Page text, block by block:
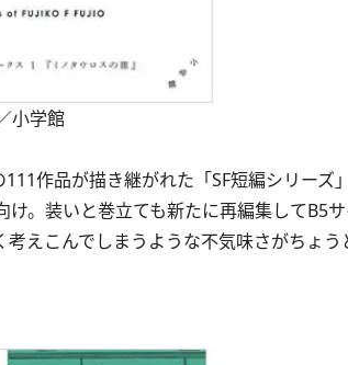
小学館
作品が描き継がれた「SF短編シリーズ
。装いと巻立ても新たに再編集してB5サ
えこんでしまうような不気味さがちょ